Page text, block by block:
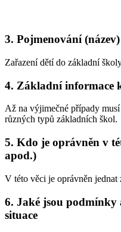
3. Pojmenování
Zařazení dětí do základní
4. Základní informace
Až na výjimečné případy
různých typů základních škol.
5. Kdo je oprávněn v
apod.)
V této věci je oprávněn jednat
6. Jaké jsou podmínky
situace